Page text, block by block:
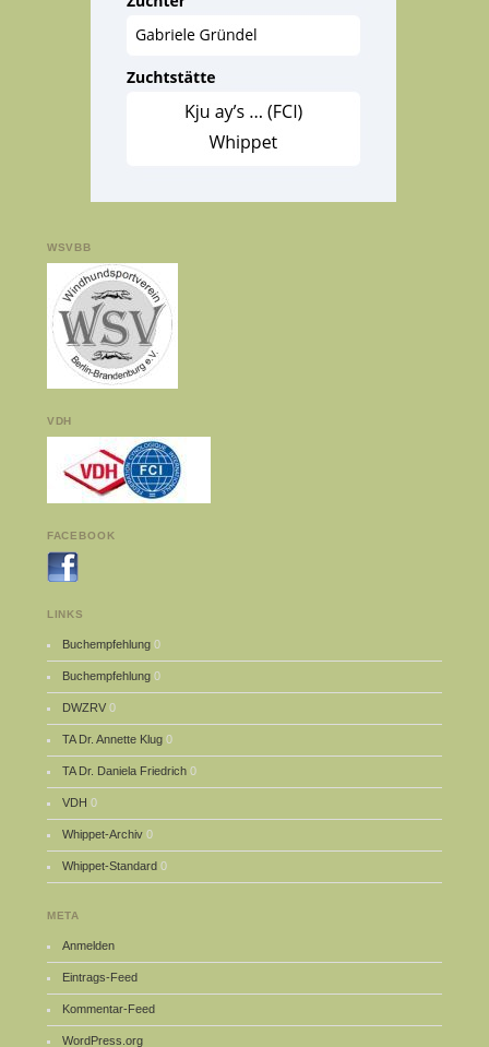
WSVBB
VDH
FACEBOOK
LINKS
Buchempfehlung 0
Buchempfehlung 0
DWZRV 0
TA Dr. Annette Klug 0
TA Dr. Daniela Friedrich 0
VDH 0
Whippet-Archiv 0
Whippet-Standard 0
META
Anmelden
Eintrags-Feed
Kommentar-Feed
WordPress.org